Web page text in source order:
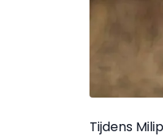
Tijdens